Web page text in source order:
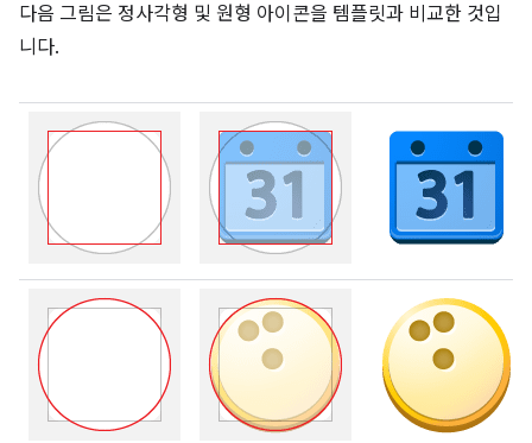
다음 그림은 정사각형 및 원형 아이콘을 템플릿과 비교한 것입
니다.